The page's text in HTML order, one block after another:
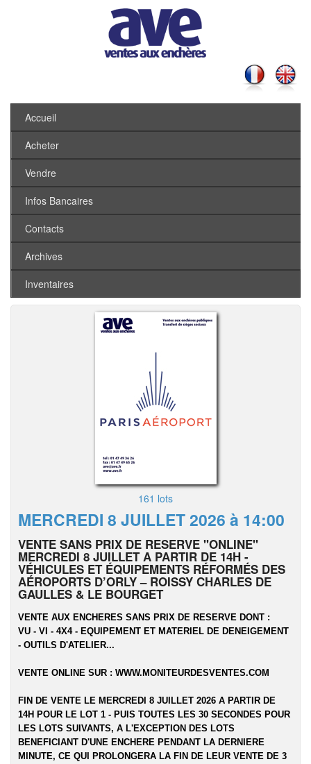
Accueil
Acheter
Vendre
Infos Bancaires
Contacts
Archives
Inventaires
161 lots
MERCREDI 8 JUILLET 2026 à 14:00
VENTE SANS PRIX DE RESERVE "ONLINE"
MERCREDI 8 JUILLET A PARTIR DE 14H -
VÉHICULES ET ÉQUIPEMENTS RÉFORMÉS DES
AÉROPORTS D’ORLY – ROISSY CHARLES DE
GAULLES & LE BOURGET
VENTE AUX ENCHERES SANS PRIX DE RESERVE DONT :
VU - VI - 4X4 - EQUIPEMENT ET MATERIEL DE DENEIGEMENT
- OUTILS D'ATELIER...
VENTE ONLINE SUR : WWW.MONITEURDESVENTES.COM
FIN DE VENTE LE MERCREDI 8 JUILLET 2026 A PARTIR DE
14H POUR LE LOT 1 - PUIS TOUTES LES 30 SECONDES POUR
LES LOTS SUIVANTS, A L'EXCEPTION DES LOTS
BENEFICIANT D'UNE ENCHERE PENDANT LA DERNIERE
MINUTE, CE QUI PROLONGERA LA FIN DE LEUR VENTE DE 3